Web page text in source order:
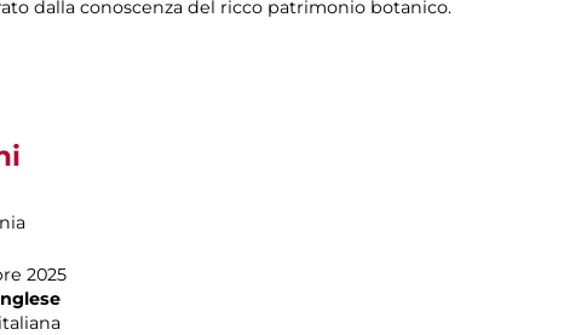
dalla conoscenza del ricco patrimonio botanico.
2025